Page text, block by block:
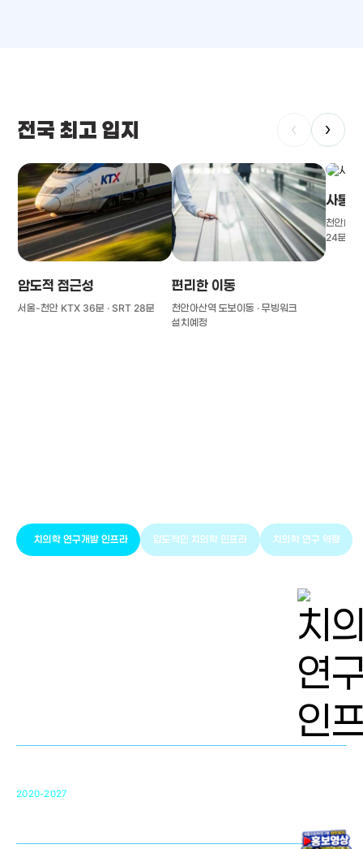
전국 최고 입지 ‹ ›
압도적 접근성
서울-천안 KTX 36분 · SRT 28분
편리한 이동
천안아산역 도보이동 · 무빙워크
설치예정
사통
천안IC(
24분
치의학 연구개발 인프라 압도적인 치의학 인프라 치의학 연구 역량
2020-2027